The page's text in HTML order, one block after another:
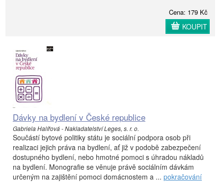
Cena: 179 Kč
KOUPIT
Dávky na bydlení v České republice
Gabriela Halířová - Nakladatelství Leges, s. r. o.
Součástí bytové politiky státu je sociální podpora osob při
realizaci jejich práva na bydlení, ať již v podobě zabezpečení
dostupného bydlení, nebo hmotné pomoci s úhradou nákladů
na bydlení. Monografie se věnuje právě sociálním dávkám
určeným na zajištění pomoci domácnostem a ... pokračování